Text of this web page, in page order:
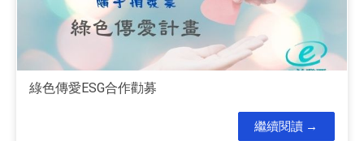
綠色傳愛ESG合作勸募
繼續閱讀